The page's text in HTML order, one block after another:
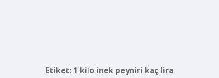
Etiket: 1 kilo inek peyniri kaç lira